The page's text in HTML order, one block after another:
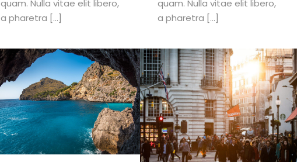
quam. Nulla vitae elit libero,
a pharetra […]
quam. Nulla vitae elit libero,
a pharetra […]